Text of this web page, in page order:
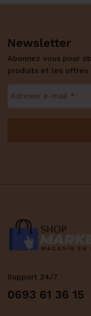
Newsletter
Abonnez vous pour
produits et les offres
Support 24/7
0693 61 36 15